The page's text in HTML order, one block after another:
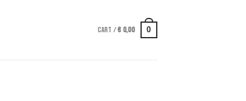
CART /€0,00 0